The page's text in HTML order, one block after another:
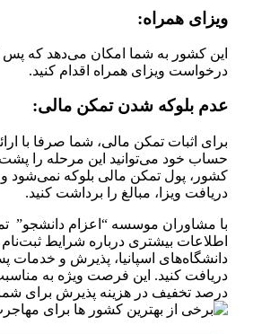
ویزای همراه:
این کشور به شما امکان می‌دهد که پس
درخواست ویزای همراه اقدام کنید.
عدم بلوکه شدن تمکن مالی:
برای اثبات تمکن مالی، شما صرفا با
حساب خود می‌توانید این مرحله را پشت
کشور، پول تمکن مالی بلوکه نمی‌شود و
دریافت ویزا، مبالغ را برداشت کنید.
با مشاوران موسسه “اعزام دانشجو”
اطلاعات بیشتری درباره شرایط ثبت‌نام
دانشگاه‌های اسپانیا، پذیرش و خدمات پس
درصد تخفیف در هزینه پذیرش برای